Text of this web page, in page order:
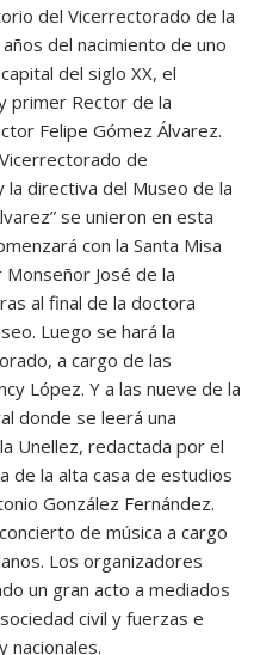
del Vicerrectorado de la
del nacimiento de uno
del siglo XX, el
primer Rector de la
Felipe Gómez Álvarez.
de
la directiva del Museo de la
se unieron en esta
con la Santa Misa
José de la
al final de la doctora
Luego se hará la
a cargo de las
López. Y a las nueve de la
donde se leerá una
Unellez, redactada por el
de la alta casa de estudios
González Fernández.
de música a cargo
Los organizadores
un gran acto a mediados
civil y fuerzas e
nacionales.